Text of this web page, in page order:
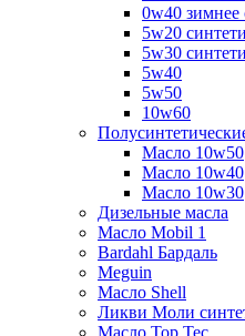
0w40 зимнее
5w20
5w30
5w40
5w50
10w60
Масло 10w50
Масло 10w40
Масло 10w30
Дизельные масла
Масло Mobil 1
Bardahl Бардаль
Meguin
Масло Shell
Ликви Моли
Масло Top Tec